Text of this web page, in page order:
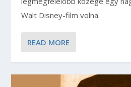
Walt Disney-film volna.
READ MORE